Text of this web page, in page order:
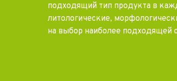
подходящий тип продукта в
литологические,
на выбор наиболее подходящей